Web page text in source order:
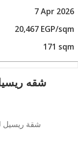
7 Apr 2026
20,467 EGP/sqm
171 sqm
شقه
شقة ريسيل